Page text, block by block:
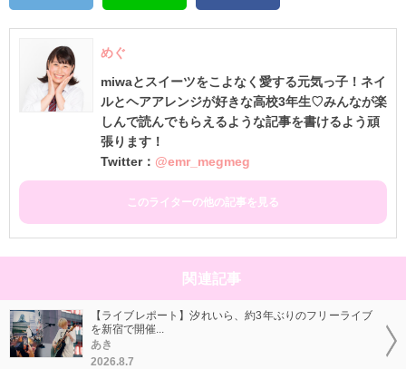
めぐ
miwaとスイーツをこよなく愛する元気っ子！ネイ
ルとヘアアレンジが好きな高校3年生♡みんなが楽
しんで読んでもらえるような記事を書けるよう頑
張ります！
Twitter： @emr_megmeg
このライターの他の記事を見る
関連記事
【ライブレポート】汐れいら、約3年ぶりのフリーライブ
を新宿で開催...
あき
2026.8.7